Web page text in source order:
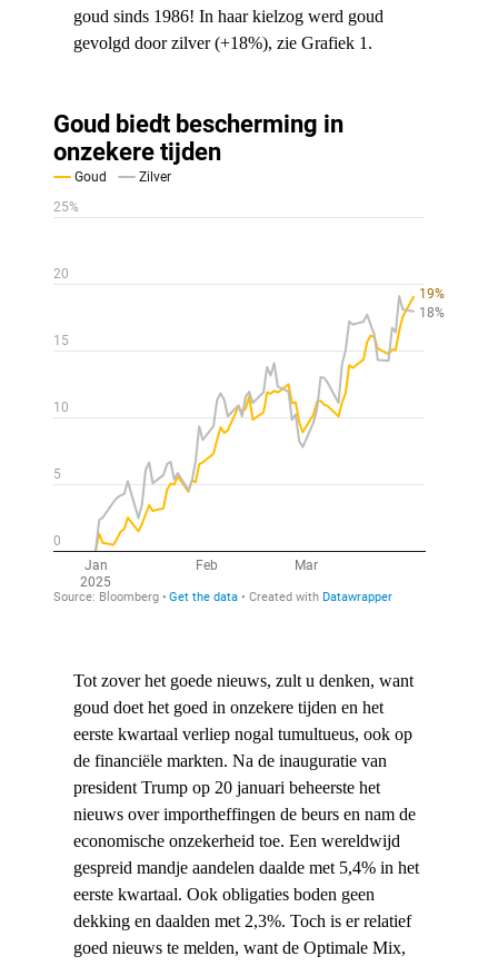
goud sinds 1986! In haar kielzog werd goud
gevolgd door zilver (+18%), zie Grafiek 1.
Tot zover het goede nieuws, zult u denken, want
goud doet het goed in onzekere tijden en het
eerste kwartaal verliep nogal tumultueus, ook op
de financiële markten. Na de inauguratie van
president Trump op 20 januari beheerste het
nieuws over importheffingen de beurs en nam de
economische onzekerheid toe. Een wereldwijd
gespreid mandje aandelen daalde met 5,4% in het
eerste kwartaal. Ook obligaties boden geen
dekking en daalden met 2,3%. Toch is er relatief
goed nieuws te melden, want de Optimale Mix,